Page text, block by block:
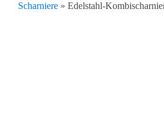
Scharniere» Edelstahl-